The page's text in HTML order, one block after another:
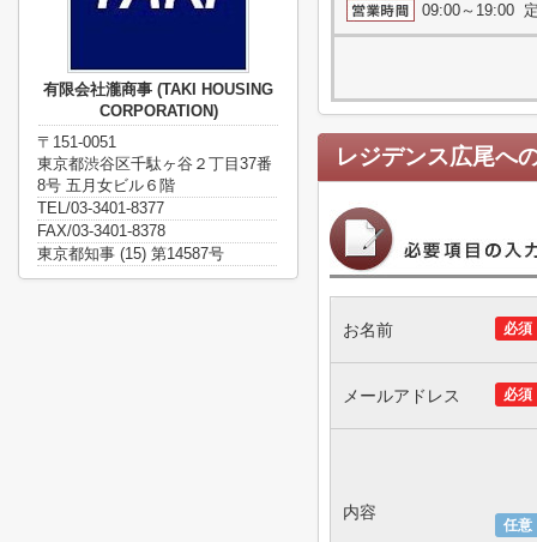
09:00～19:00
レジデンス広尾へ
必須
お名前
必須
メールアドレス
任意
内容
有限会社瀧商事 (TAKI HOUSING
CORPORATION)
〒151-0051
東京都渋谷区千駄ヶ谷２丁目37番
8号 五月女ビル６階
TEL/03-3401-8377
FAX/03-3401-8378
東京都知事 (15) 第14587号